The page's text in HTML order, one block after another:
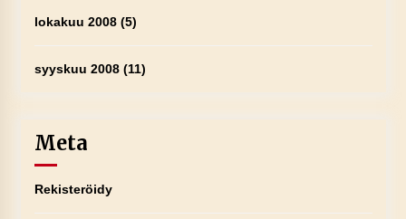
lokakuu 2008(5)
syyskuu 2008(11)
Meta
Rekisteröidy